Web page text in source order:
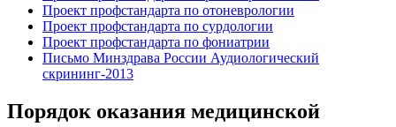
Проект профстандарта по отоневрологии
Проект профстандарта по сурдологии
Проект профстандарта по фониатрии
Письмо Минздрава России Аудиологический
скрининг-2013
Порядок оказания медицинской